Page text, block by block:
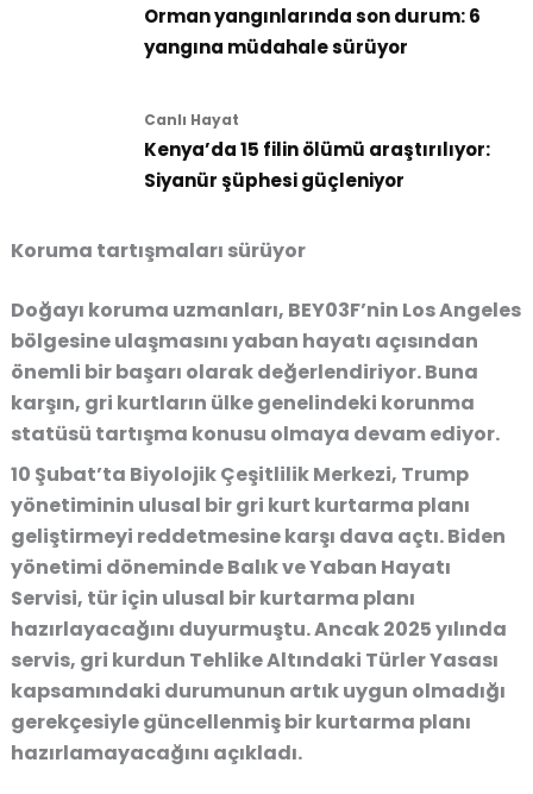
Orman yangınlarında son durum: 6
yangına müdahale sürüyor
Canlı Hayat
Kenya’da 15 filin ölümü araştırılıyor:
Siyanür şüphesi güçleniyor
Koruma tartışmaları sürüyor
Doğayı koruma uzmanları, BEY03F’nin Los Angeles
bölgesine ulaşmasını yaban hayatı açısından
önemli bir başarı olarak değerlendiriyor. Buna
karşın, gri kurtların ülke genelindeki korunma
statüsü tartışma konusu olmaya devam ediyor.
10 Şubat’ta Biyolojik Çeşitlilik Merkezi, Trump
yönetiminin ulusal bir gri kurt kurtarma planı
geliştirmeyi reddetmesine karşı dava açtı. Biden
yönetimi döneminde Balık ve Yaban Hayatı
Servisi, tür için ulusal bir kurtarma planı
hazırlayacağını duyurmuştu. Ancak 2025 yılında
servis, gri kurdun Tehlike Altındaki Türler Yasası
kapsamındaki durumunun artık uygun olmadığı
gerekçesiyle güncellenmiş bir kurtarma planı
hazırlamayacağını açıkladı.